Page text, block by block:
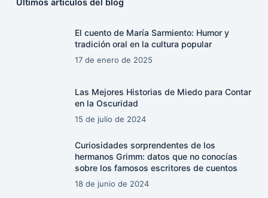
Últimos artículos del blog
El cuento de María Sarmiento: Humor y
tradición oral en la cultura popular
17 de enero de 2025
Las Mejores Historias de Miedo para Contar
en la Oscuridad
15 de julio de 2024
Curiosidades sorprendentes de los
hermanos Grimm: datos que no conocías
sobre los famosos escritores de cuentos
18 de junio de 2024